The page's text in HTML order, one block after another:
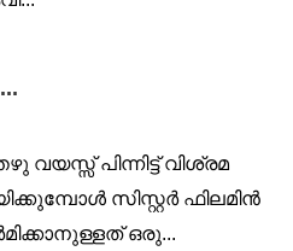
പിന്നിട്ട് വിശ്രമ
സിസ്റ്റർ ഫിലമിൻ
ഒരു...